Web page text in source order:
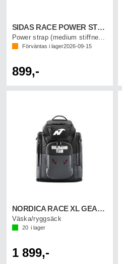
SIDAS RACE POWER STRAP V2 P2
Förväntas i lager2026-09-15
899,-
NORDICA RACE XL GEAR PACK DOMME Svart
Väska/ryggsäck
20 i lager
1 899,-